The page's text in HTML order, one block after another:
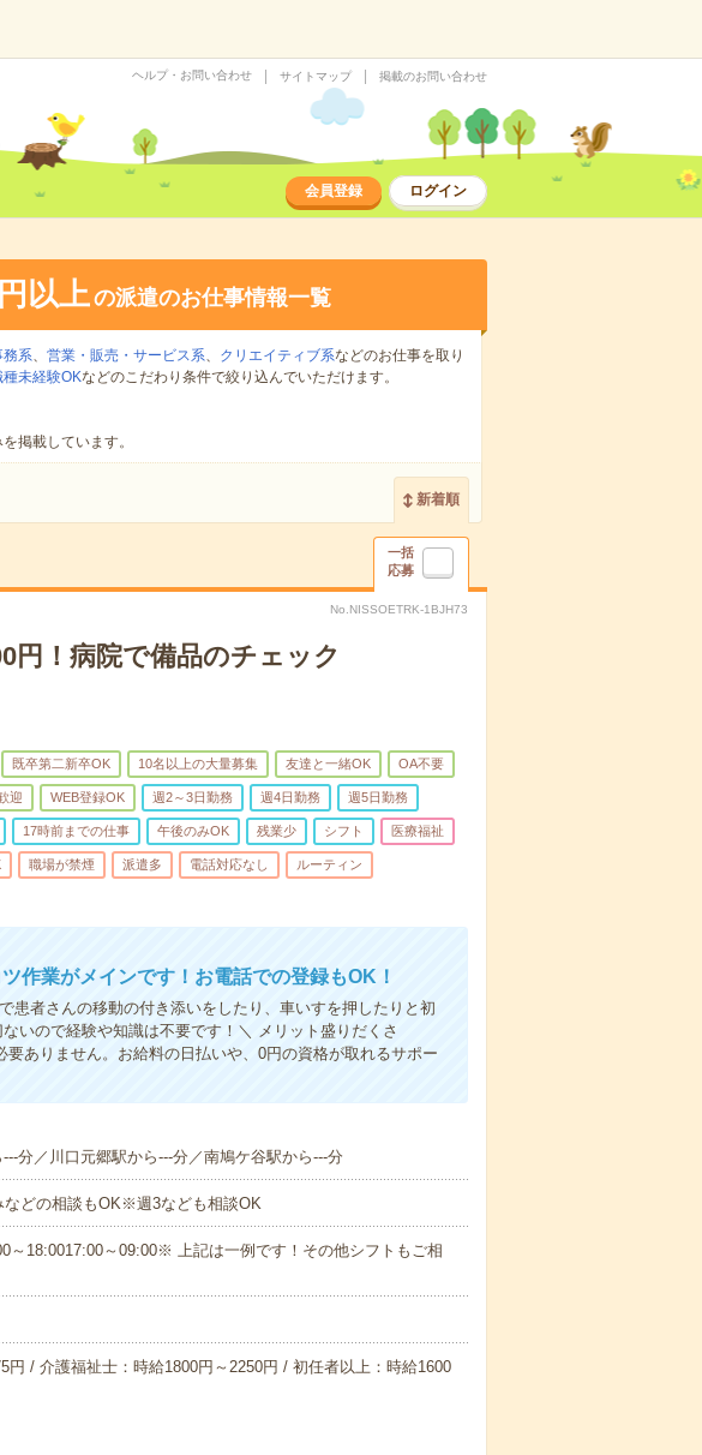
ヘルプ・お問い合わせ サイトマップ 掲載のお問い合わせ
会員登録 ログイン
以上の派遣のお仕事情報一覧
務系、 営業・販売・サービス系、 クリエイティブ系などのお仕事を取り
種未経験OKなどのこだわり条件で絞り込んでいただけます。
掲載しています。
新着順
一括
応募
No.NISSOETRK-1BJH73
円！病院で備品のチェック
既卒第二新卒OK 10名以上の大量募集 友達と一緒OK OA不要
迎 WEB登録OK 週2～3日勤務 週4日勤務 週5日勤務
17時前までの仕事 午後のみOK 残業少 シフト 医療福祉
職場が禁煙 派遣多 電話対応なし ルーティン
作業がメインです！お電話での登録もOK！
者さんの移動の付き添いをしたり、車いすを押したりと初
いので経験や知識は不要です！＼ メリット盛りだくさ
ありません。お給料の日払いや、0円の資格が取れるサポー
分／川口元郷駅から---分／南鳩ケ谷駅から---分
どの相談もOK※週3なども相談OK
～18:0017:00～09:00※ 上記は一例です！その他シフトもご相
円 / 介護福祉士：時給1800円～2250円 / 初任者以上：時給1600